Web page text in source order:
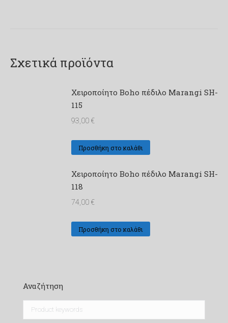
Σχετικά προϊόντα
Xειροποίητο Boho πέδιλο Marangi SH-
115
93,00 €
Προσθήκη στο καλάθι
Χειροποίητο Boho πέδιλο Marangi SH-
118
74,00 €
Προσθήκη στο καλάθι
Αναζήτηση